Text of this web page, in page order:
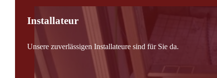
Installateur
Unsere zuverlässigen Installateure sind für Sie da.